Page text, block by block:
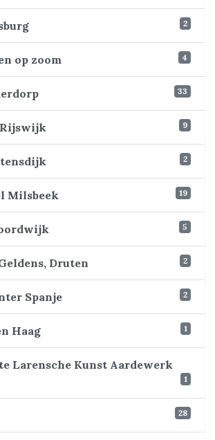
2
op zoom 4
33
Rijswijk 9
2
Milsbeek 19
5
Druten 2
Spanje 2
Haag 1
Larensche Kunst Aardewerk
1
28